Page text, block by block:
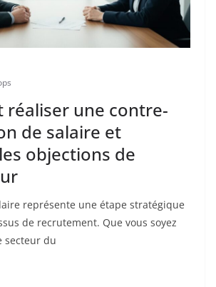
réaliser une contre-
de salaire et
objections de
représente une étape stratégique
de recrutement. Que vous soyez
secteur du